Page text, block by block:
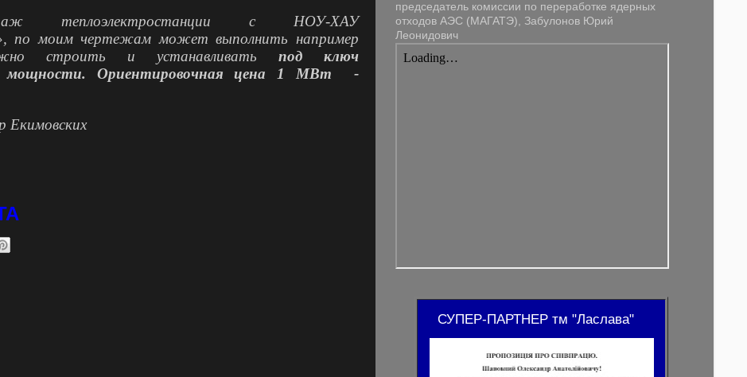
теплоэлектростанции с НОУ-ХАУ
по моим чертежам может выполнить например
строить и устанавливать под ключ
Ориентировочная цена 1 МВт -
Екимовских
председатель комиссии по переработке ядерных
отходов АЭС (МАГАТЭ), Забулонов Юрий
Леонидович
СУПЕР-ПАРТНЕР тм "Ласлава"